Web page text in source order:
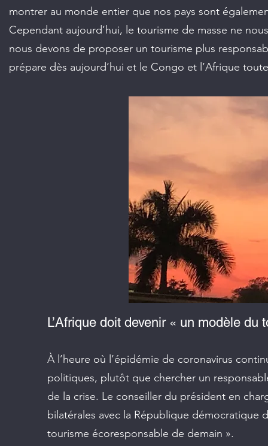
montrer au monde entier que nos pays sont
Cependant aujourd’hui, le tourisme de masse ne
nous devons de proposer un tourisme plus
prépare dès aujourd’hui et le Congo et l’Afrique
L’Afrique doit devenir « un modèle
À l’heure où l’épidémie de coronavirus
politiques, plutôt que chercher un
de la crise. Le conseiller du président en
bilatérales avec la République
tourisme écoresponsable de demain ».